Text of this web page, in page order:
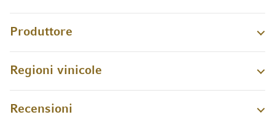
Produttore
Regioni vinicole
Recensioni